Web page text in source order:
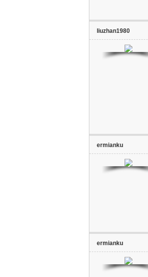
liuzhan1980
ermianku
ermianku